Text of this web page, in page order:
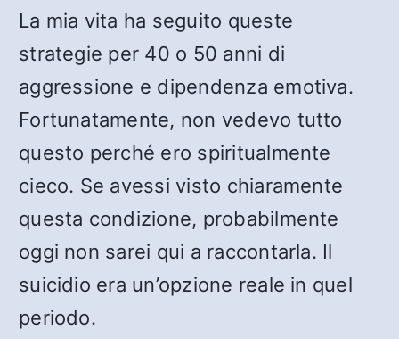
La mia vita ha seguito queste
strategie per 40 o 50 anni di
aggressione e dipendenza emotiva.
Fortunatamente, non vedevo tutto
questo perché ero spiritualmente
cieco. Se avessi visto chiaramente
questa condizione, probabilmente
oggi non sarei qui a raccontarla. Il
suicidio era un’opzione reale in quel
periodo.